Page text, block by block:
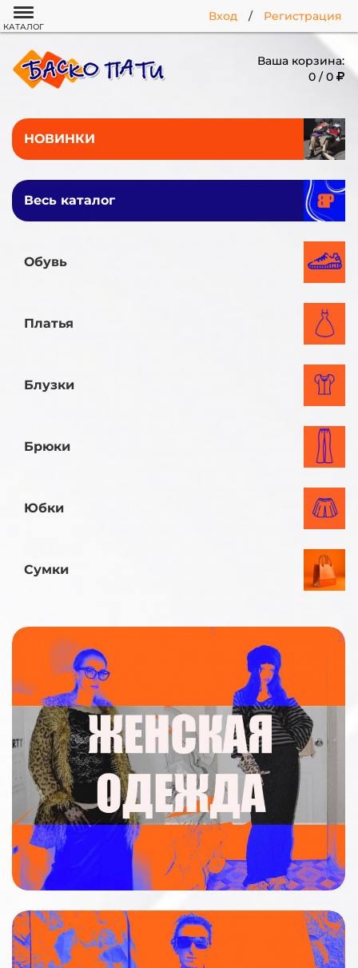
Вход / Регистрация
КАТАЛОГ
Ваша корзина:
0 / 0
НОВИНКИ
Весь каталог
Обувь
Платья
Блузки
Брюки
Юбки
Сумки